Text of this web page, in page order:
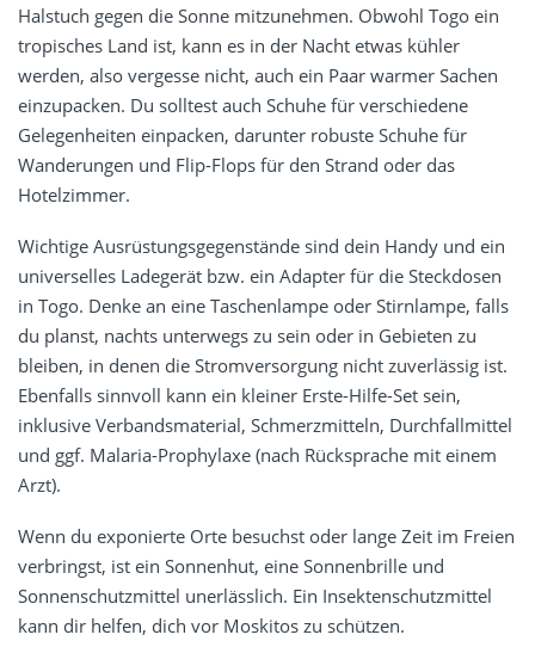
Halstuch gegen die Sonne mitzunehmen. Obwohl Togo ein
tropisches Land ist, kann es in der Nacht etwas kühler
werden, also vergesse nicht, auch ein Paar warmer Sachen
einzupacken. Du solltest auch Schuhe für verschiedene
Gelegenheiten einpacken, darunter robuste Schuhe für
Wanderungen und Flip-Flops für den Strand oder das
Hotelzimmer.
Wichtige Ausrüstungsgegenstände sind dein Handy und ein
universelles Ladegerät bzw. ein Adapter für die Steckdosen
in Togo. Denke an eine Taschenlampe oder Stirnlampe, falls
du planst, nachts unterwegs zu sein oder in Gebieten zu
bleiben, in denen die Stromversorgung nicht zuverlässig ist.
Ebenfalls sinnvoll kann ein kleiner Erste-Hilfe-Set sein,
inklusive Verbandsmaterial, Schmerzmitteln, Durchfallmittel
und ggf. Malaria-Prophylaxe (nach Rücksprache mit einem
Arzt).
Wenn du exponierte Orte besuchst oder lange Zeit im Freien
verbringst, ist ein Sonnenhut, eine Sonnenbrille und
Sonnenschutzmittel unerlässlich. Ein Insektenschutzmittel
kann dir helfen, dich vor Moskitos zu schützen.